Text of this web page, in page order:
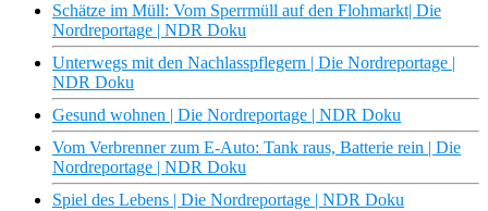
Schätze im Müll: Vom Sperrmüll auf den Flohmarkt| Die
Nordreportage | NDR Doku
Unterwegs mit den Nachlasspflegern | Die Nordreportage |
NDR Doku
Gesund wohnen | Die Nordreportage | NDR Doku
Vom Verbrenner zum E-Auto: Tank raus, Batterie rein | Die
Nordreportage | NDR Doku
Spiel des Lebens | Die Nordreportage | NDR Doku